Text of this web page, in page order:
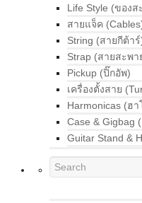
Life Style (ของส
สายแจ็ค
String (สายกีต้าร์
Strap (สายสะพา
Pickup (ปิ๊กอัพ)
เครื่องตั้งสาย
Harmonicas (ฮ
Case & Gigbag
Guitar Stand &